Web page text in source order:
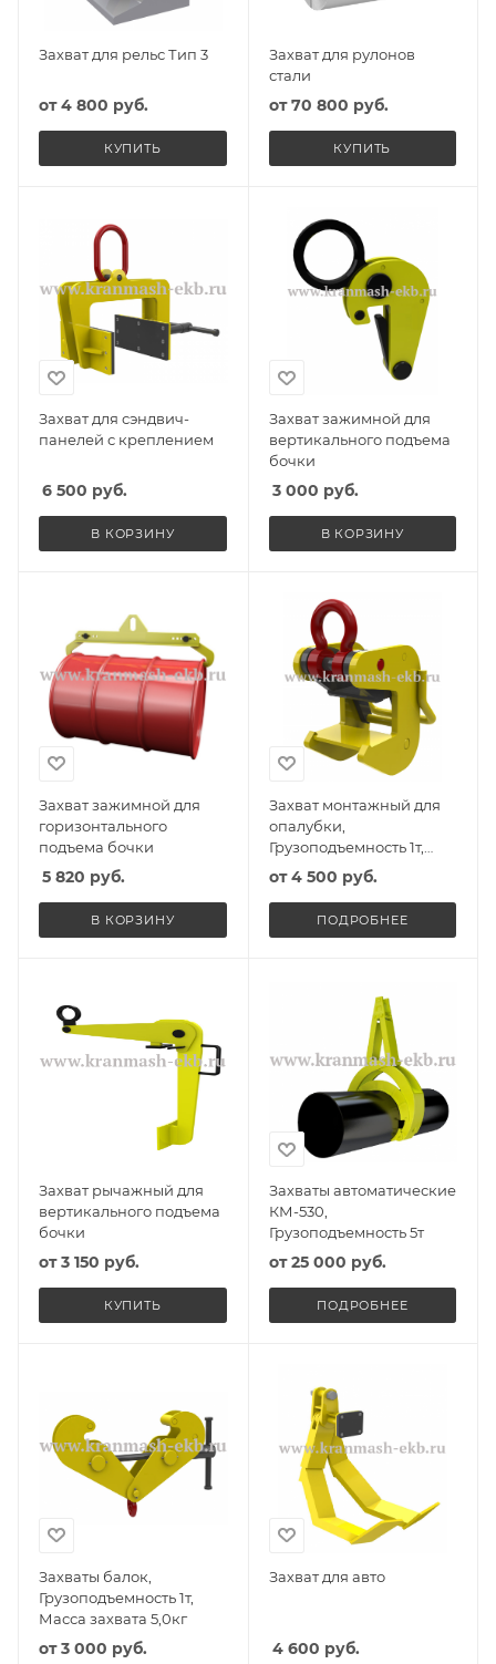
Захват для рельс Тип 3
от4 800 руб.
КУПИТЬ
Захват для рулонов
стали
от70 800 руб.
КУПИТЬ
Захват для сэндвич-
панелей с креплением
6 500 руб.
В КОРЗИНУ
Захват зажимной для
вертикального подъема
бочки
3 000 руб.
В КОРЗИНУ
Захват зажимной для
горизонтального
подъема бочки
5 820 руб.
В КОРЗИНУ
Захват монтажный для
опалубки,
Грузоподъемность 1т,
Масса захвата 6,5кг,
Интервал (зев) захвата
60мм
от4 500 руб.
ПОДРОБНЕЕ
Захват рычажный для
вертикального подъема
бочки
от3 150 руб.
КУПИТЬ
Захваты автоматические
КМ-530,
Грузоподъемность 5т
от25 000 руб.
ПОДРОБНЕЕ
Захваты балок,
Грузоподъемность 1т,
Масса захвата 5,0кг
от3 000 руб.
Захват для авто
4 600 руб.